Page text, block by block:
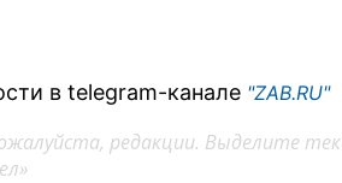
в telegram-канале "ZAB.RU"
редакции. Выделите